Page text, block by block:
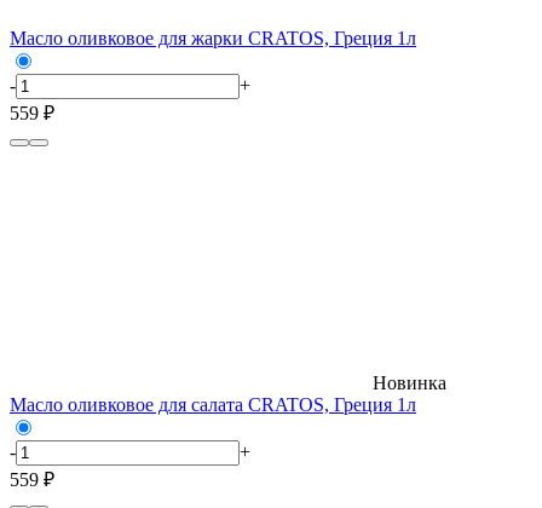
Масло оливковое для жарки CRATOS, Греция 1л
-
+
559 ₽
Новинка
Масло оливковое для салата CRATOS, Греция 1л
-
+
559 ₽